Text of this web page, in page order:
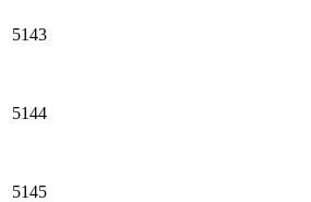
5143
5144
5145